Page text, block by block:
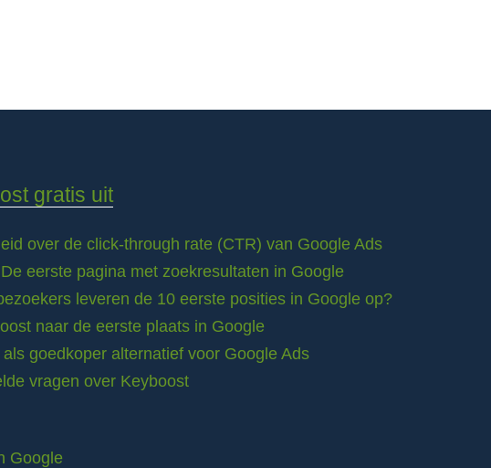
gratis uit
over de click-through rate (CTR) van Google Ads
eerste pagina met zoekresultaten in Google
leveren de 10 eerste posities in Google op?
naar de eerste plaats in Google
goedkoper alternatief voor Google Ads
vragen over Keyboost
Google